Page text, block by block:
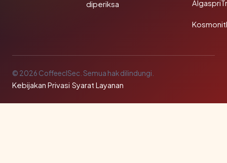
diperiksa
© 2026 CoffeeclSec. Semua hak dilindungi.
Kebijakan Privasi·Syarat Layanan